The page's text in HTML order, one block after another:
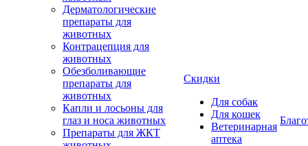
Дерматологические
препараты для
животных
Контрацепция для
животных
Обезболивающие
препараты для
животных
Капли и лосьоны для
глаз и носа животных
Препараты для ЖКТ
Скидки
Для собак
Для кошек
Ветеринарная
аптека